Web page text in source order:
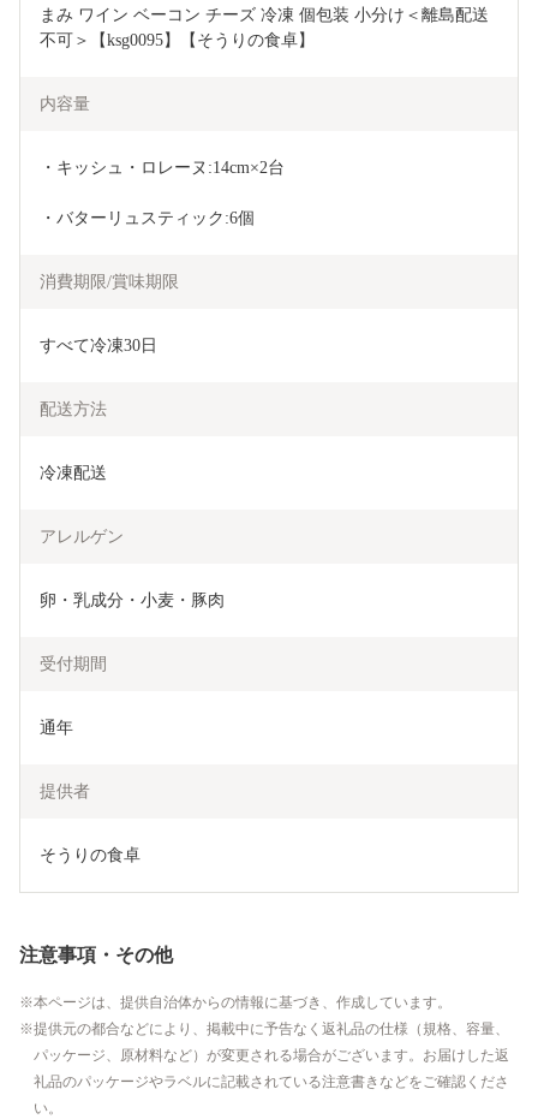
まみ ワイン ベーコン チーズ 冷凍 個包装 小分け＜離島配送
不可＞【ksg0095】【そうりの食卓】
内容量
・キッシュ・ロレーヌ:14cm×2台
・バターリュスティック:6個
消費期限/賞味期限
すべて冷凍30日
配送方法
冷凍配送
アレルゲン
卵・乳成分・小麦・豚肉
受付期間
通年
提供者
そうりの食卓
注意事項・その他
本ページは、提供自治体からの情報に基づき、作成しています。
提供元の都合などにより、掲載中に予告なく返礼品の仕様（規格、容量、
パッケージ、原材料など）が変更される場合がございます。お届けした返
礼品のパッケージやラベルに記載されている注意書きなどをご確認くださ
い。